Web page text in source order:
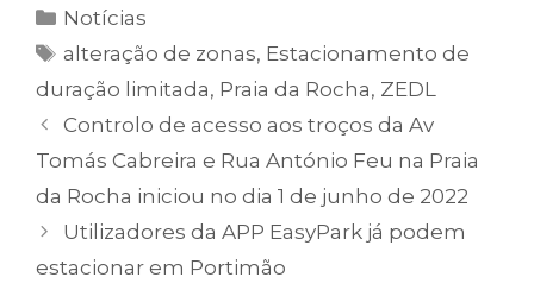
Categorias
Notícias
Etiquetas
alteração de zonas, Estacionamento de
duração limitada, Praia da Rocha, ZEDL
Controlo de acesso aos troços da Av
Tomás Cabreira e Rua António Feu na Praia
da Rocha iniciou no dia 1 de junho de 2022
Utilizadores da APP EasyPark já podem
estacionar em Portimão